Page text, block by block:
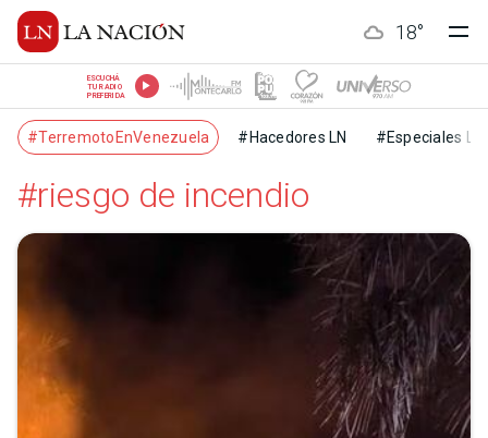
18°
ESCUCHÁ
TU RADIO
PREFERIDA
#TerremotoEnVenezuela #Hacedores LN #Especiales LN
#riesgo de incendio